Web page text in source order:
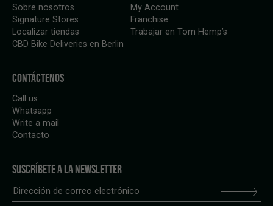
Sobre nosotros
Signature Stores
Localizar tiendas
CBD Bike Deliveries en Berlin
My Account
Franchise
Trabajar en Tom Hemp’s
CONTÁCTENOS
Call us
Whatsapp
Write a mail
Contacto
SUSCRÍBETE A LA NEWSLETTER